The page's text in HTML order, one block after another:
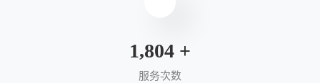
1,900 +
服务次数